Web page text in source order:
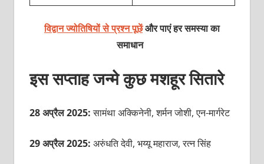
विद्वान ज्योतिषियों से प्रश्न पूछेंऔर पाएं हर समस्या का
समाधान
इस सप्ताह जन्मे कुछ मशहूर सितारे
28 अप्रैल 2025:सामंथा अक्किनेनी, शर्मन जोशी, एन-मार्गरेट
29 अप्रैल 2025: अरुंधति देवी, भय्यू महाराज, रत्न सिंह